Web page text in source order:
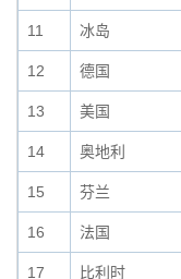
11 冰岛
12 德国
13 美国
14 奥地利
15 芬兰
16 法国
17 比利时